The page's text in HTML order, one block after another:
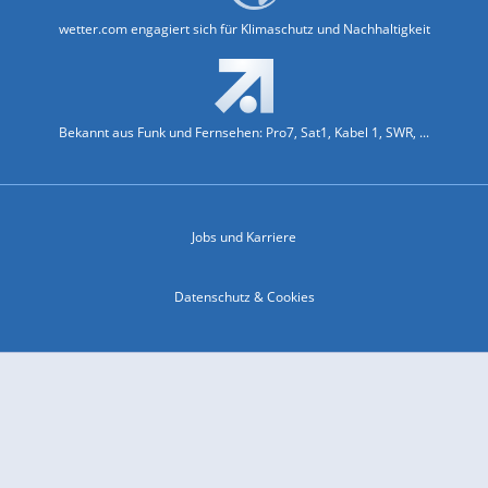
wetter.com engagiert sich für Klimaschutz und Nachhaltigkeit
Bekannt aus Funk und Fernsehen: Pro7, Sat1, Kabel 1, SWR, ...
Jobs und Karriere
Datenschutz & Cookies
Einwilligungs-Fenster öffnen